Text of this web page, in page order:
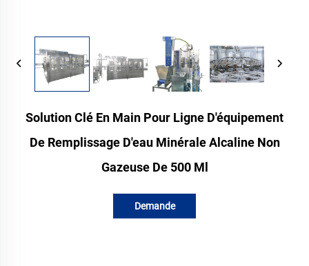
Solution Clé En Main Pour Ligne D'équipement
De Remplissage D'eau Minérale Alcaline Non
Gazeuse De 500 Ml
Demande